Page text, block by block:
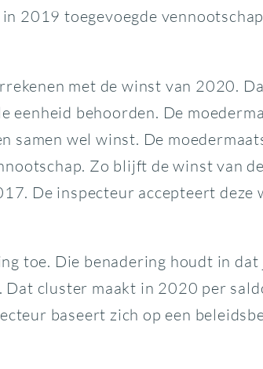
2019 toegevoegde
met de winst van 2020.
eenheid behoorden. De
samen wel winst. De
Zo blijft de winst van
De inspecteur accepteert deze
toe. Die benadering houdt in
Dat cluster maakt in 2020 per
baseert zich op een